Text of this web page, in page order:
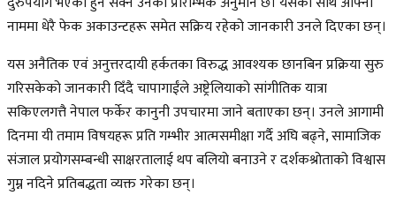
नाममा धेरै फेक अकाउन्टहरू समेत सक्रिय रहेको जानकारी उनले दिएका छन्।
यस अनैतिक एवं अनुत्तरदायी हर्कतका विरुद्ध आवश्यक छानबिन प्रक्रिया सुरु
गरिसकेको जानकारी दिँदै चापागाईंले अष्ट्रेलियाको सांगीतिक यात्रा
सकिएलगत्तै नेपाल फर्केर कानुनी उपचारमा जाने बताएका छन्। उनले आगामी
दिनमा यी तमाम विषयहरू प्रति गम्भीर आत्मसमीक्षा गर्दै अघि बढ्ने, सामाजिक
संजाल प्रयोगसम्बन्धी साक्षरतालाई थप बलियो बनाउने र दर्शकश्रोताको विश्वास
गुम्न नदिने प्रतिबद्धता व्यक्त गरेका छन्।